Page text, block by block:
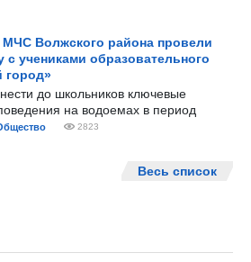
МЧС Волжского района провели
с учениками образовательного
город»
до школьников ключевые
на водоемах в период
2823
Весь список